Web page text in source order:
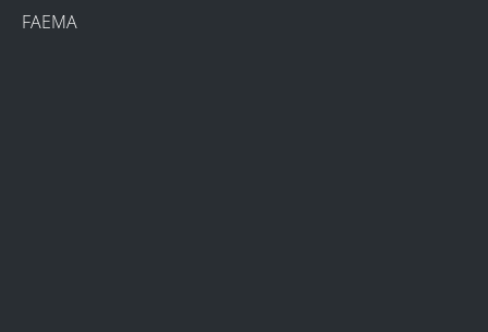
FAEMA